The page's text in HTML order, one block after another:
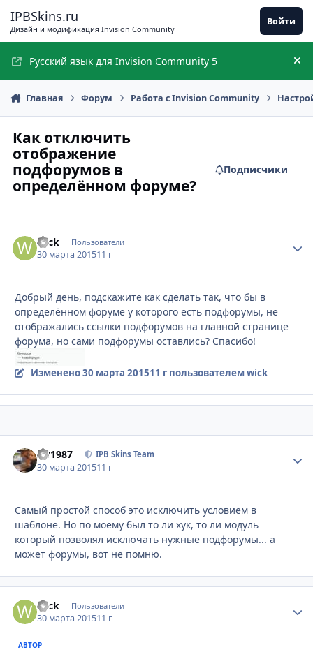
IPBSkins.ru
Дизайн и модификация Invision Community
Войти
Русский язык для Invision Community 5
Главная Форум Работа с Invision Community
Как отключить
отображение
подфорумов в
определённом форуме?
Подписчики
wick Пользователи
30 марта 201511 г
Добрый день, подскажите как сделать так, что бы в
определённом форуме у которого есть подфорумы, не
отображались ссылки подфорумов на главной странице
форума, но сами подфорумы оставлись? Спасибо!
Изменено30 марта 201511 гпользователем wick
siv1987 IPB Skins Team
30 марта 201511 г
Самый простой способ это исключить условием в
шаблоне. Но по моему был то ли хук, то ли модуль
который позволял исключать нужные подфорумы... а
может форумы, вот не помню.
wick Пользователи
30 марта 201511 г
АВТОР